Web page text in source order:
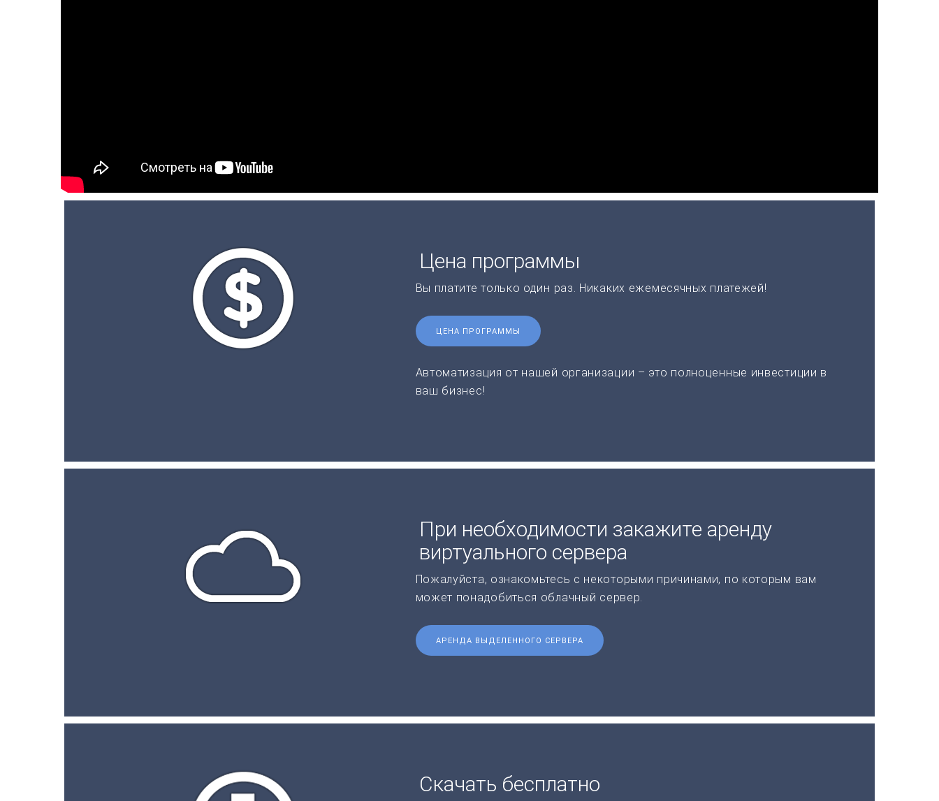
Цена программы
Вы платите только один раз. Никаких ежемесячных платежей!
ЦЕНА ПРОГРАММЫ
Автоматизация от нашей организации – это полноценные инвестиции в
ваш бизнес!
При необходимости закажите аренду
виртуального сервера
Пожалуйста, ознакомьтесь с некоторыми причинами, по которым вам
может понадобиться облачный сервер.
АРЕНДА ВЫДЕЛЕННОГО СЕРВЕРА
Скачать бесплатно